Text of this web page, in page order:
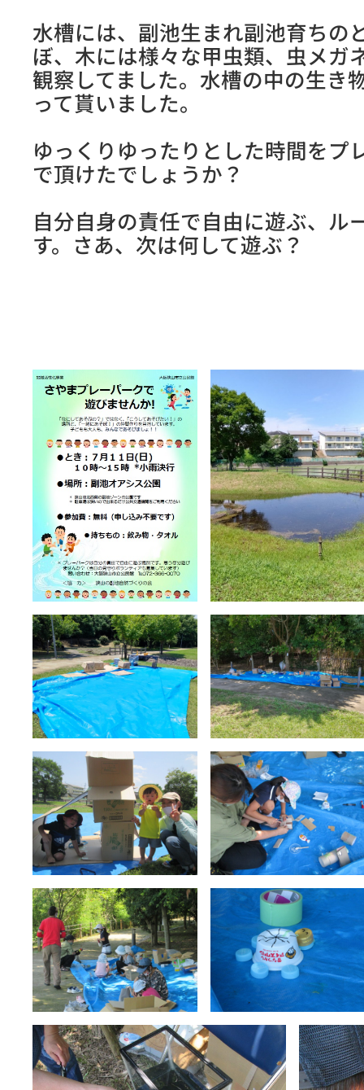
水槽には、副池生まれ副池育ちの
ぼ、木には様々な甲虫類、虫メガ
観察してました。水槽の中の生き
って貰いました。
ゆっくりゆったりとした時間をプ
で頂けたでしょうか？
自分自身の責任で自由に遊ぶ、ル
す。さあ、次は何して遊ぶ？